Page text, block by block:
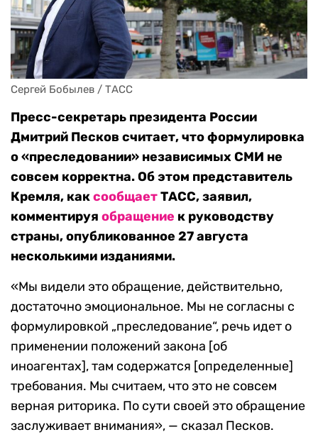
Сергей Бобылев / ТАСС
Пресс-секретарь президента России
Дмитрий Песков считает, что формулировка
о «преследовании» независимых СМИ не
совсем корректна. Об этом представитель
Кремля, каксообщаетТАСС, заявил,
комментируя обращение к руководству
страны, опубликованное 27 августа
несколькими изданиями.
«Мы видели это обращение, действительно,
достаточно эмоциональное. Мы не согласны с
формулировкой „преследование“, речь идет о
применении положений закона [об
иноагентах], там содержатся [определенные]
требования. Мы считаем, что это не совсем
верная риторика. По сути своей это обращение
заслуживает внимания», — сказал Песков.